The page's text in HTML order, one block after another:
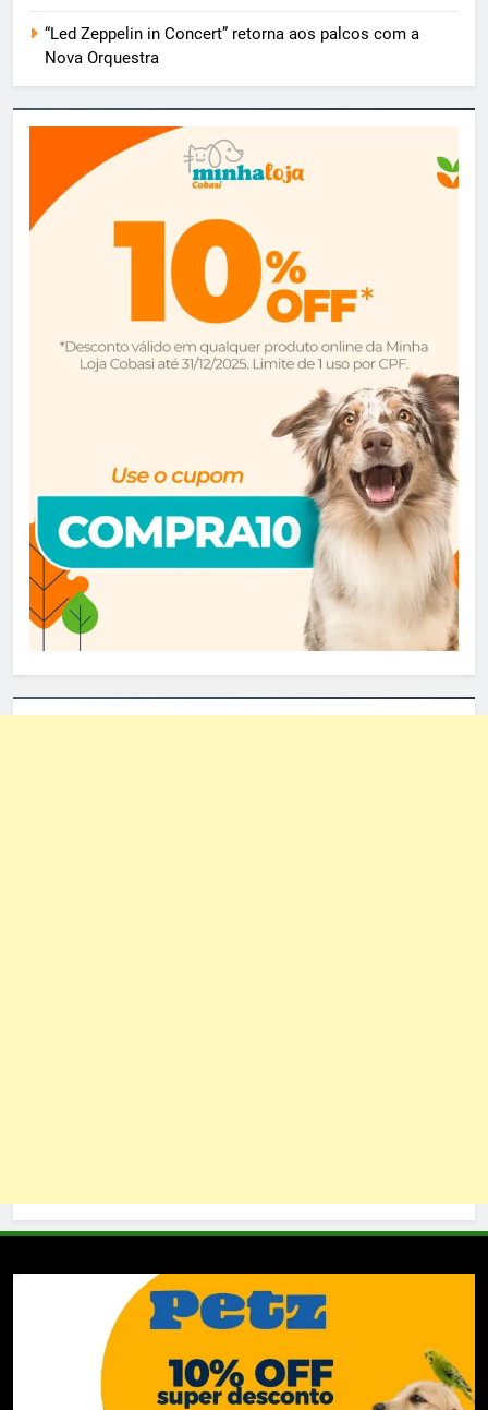
“Led Zeppelin in Concert” retorna aos palcos com a
Nova Orquestra